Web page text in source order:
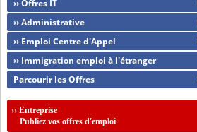
›› Offres IT
›› Administrative
›› Emploi Centre d'Appel
›› Immigration emploi à l'étranger
Parcourir les Offres
››Entreprise
Publiez vos offres d'emploi